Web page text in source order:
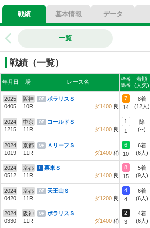
総合成績
複勝
戦績 基本情報 データ
一覧
戦績（一覧）
年月日 場 レース名
枠番
馬番
着順
(人気)
2025
0405
阪神
10R
OP
ポラリスＳ
ダ1400 良
7
14
8着
(12人)
2024
1215
中京
11R
OP
コールドＳ
ダ1400 良
1
1
除
(--)
2024
1019
京都
11R
OP
ＡリーフＳ
ダ1400 稍
6
10
6着
(6人)
2024
0512
京都
11R
L
栗東Ｓ
ダ1400 良
8
15
5着
(9人)
2024
0420
京都
11R
OP
天王山Ｓ
ダ1200 良
4
4
6着
(6人)
2024
0330
阪神
11R
OP
ポラリスＳ
ダ1400 稍
2
3
4着
(6人)